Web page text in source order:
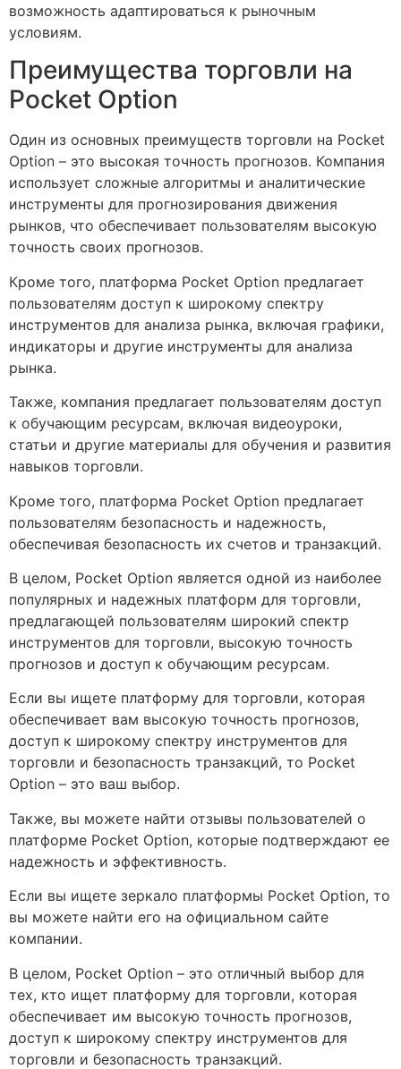
возможность адаптироваться к рыночным
условиям.
Преимущества торговли на
Pocket Option
Один из основных преимуществ торговли на Pocket
Option – это высокая точность прогнозов. Компания
использует сложные алгоритмы и аналитические
инструменты для прогнозирования движения
рынков, что обеспечивает пользователям высокую
точность своих прогнозов.
Кроме того, платформа Pocket Option предлагает
пользователям доступ к широкому спектру
инструментов для анализа рынка, включая графики,
индикаторы и другие инструменты для анализа
рынка.
Также, компания предлагает пользователям доступ
к обучающим ресурсам, включая видеоуроки,
статьи и другие материалы для обучения и развития
навыков торговли.
Кроме того, платформа Pocket Option предлагает
пользователям безопасность и надежность,
обеспечивая безопасность их счетов и транзакций.
В целом, Pocket Option является одной из наиболее
популярных и надежных платформ для торговли,
предлагающей пользователям широкий спектр
инструментов для торговли, высокую точность
прогнозов и доступ к обучающим ресурсам.
Если вы ищете платформу для торговли, которая
обеспечивает вам высокую точность прогнозов,
доступ к широкому спектру инструментов для
торговли и безопасность транзакций, то Pocket
Option – это ваш выбор.
Также, вы можете найти отзывы пользователей о
платформе Pocket Option, которые подтверждают ее
надежность и эффективность.
Если вы ищете зеркало платформы Pocket Option, то
вы можете найти его на официальном сайте
компании.
В целом, Pocket Option – это отличный выбор для
тех, кто ищет платформу для торговли, которая
обеспечивает им высокую точность прогнозов,
доступ к широкому спектру инструментов для
торговли и безопасность транзакций.